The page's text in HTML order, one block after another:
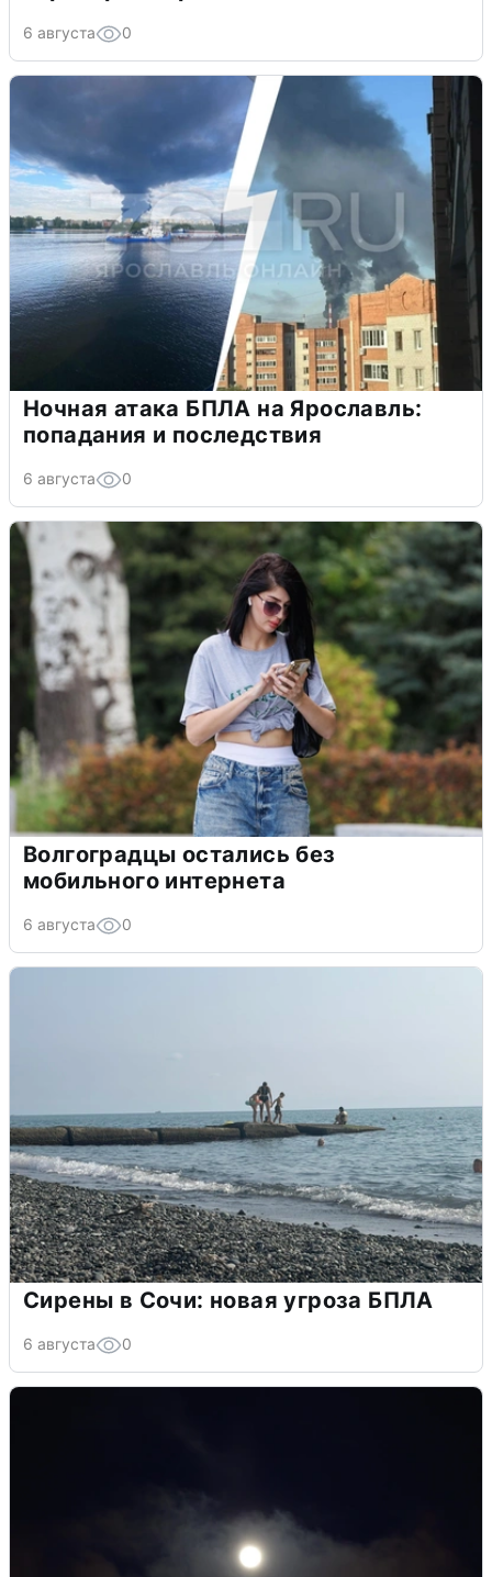
6 августа 0
Ночная атака БПЛА на Ярославль:
попадания и последствия
6 августа 0
Волгоградцы остались без
мобильного интернета
6 августа 0
Сирены в Сочи: новая угроза БПЛА
6 августа 0